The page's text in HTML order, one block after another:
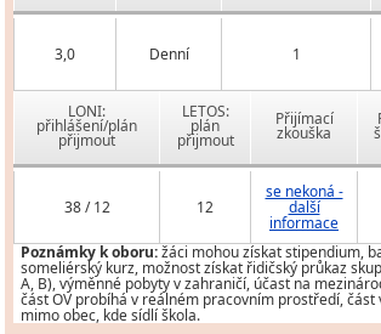
3,0 Denní 1
LONI:
přihlášení/plán
přijmout
LETOS:
plán
přijmout
Přijímací
zkouška
38 / 12 12
se nekoná -
další
informace
Poznámky k oboru:žáci mohou získat stipendium,
someliérský kurz, možnost získat řidičský průkaz
A, B), výměnné pobyty v zahraničí, účast na
část OV probíhá v reálném pracovním prostředí, část
mimo obec, kde sídlí škola.